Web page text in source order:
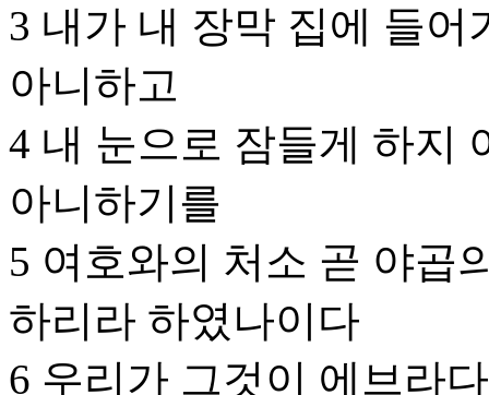
3 내가 내 장막 집에 들
아니하고
4 내 눈으로 잠들게 하지
아니하기를
5 여호와의 처소 곧 야곱
하리라 하였나이다
6 우리가 그것이 에브라